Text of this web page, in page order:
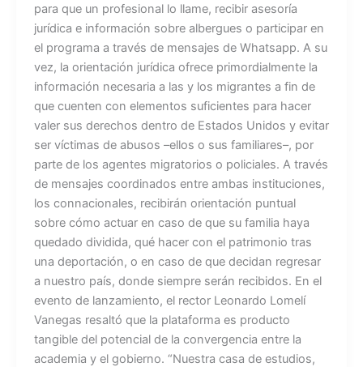
para que un profesional lo llame, recibir asesoría
jurídica e información sobre albergues o participar en
el programa a través de mensajes de Whatsapp. A su
vez, la orientación jurídica ofrece primordialmente la
información necesaria a las y los migrantes a fin de
que cuenten con elementos suficientes para hacer
valer sus derechos dentro de Estados Unidos y evitar
ser víctimas de abusos –ellos o sus familiares–, por
parte de los agentes migratorios o policiales. A través
de mensajes coordinados entre ambas instituciones,
los connacionales, recibirán orientación puntual
sobre cómo actuar en caso de que su familia haya
quedado dividida, qué hacer con el patrimonio tras
una deportación, o en caso de que decidan regresar
a nuestro país, donde siempre serán recibidos. En el
evento de lanzamiento, el rector Leonardo Lomelí
Vanegas resaltó que la plataforma es producto
tangible del potencial de la convergencia entre la
academia y el gobierno. “Nuestra casa de estudios,